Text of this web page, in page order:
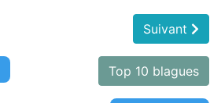
Suivant
Top 10 blagues